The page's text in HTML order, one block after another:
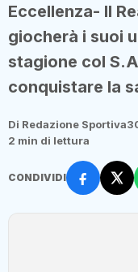
Eccellenza- Il
giocherà i suoi
stagione col
conquistare la
Di Redazione Sportiva
2 min di lettura
CONDIVIDI